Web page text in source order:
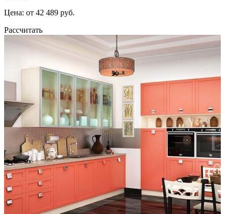
Цена: от 42 489 руб.
Рассчитать